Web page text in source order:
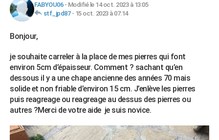
Retraite
Impôts
Epargne
Immobilier
Risques naturels par ville
Banque
Assurance
Crédit
AUTO
HIGH-TECH
BRICOLAGE
Forum
Aménagement intérieur
Extérieur
Cuisine
Salle de bains
Jardinage
Rangement
WEEK-END
Guides de France
Escapades
Patrimoine
Expositions
Musées
Week-end nature
+LIFESTYLE
Art de vivre
Bien-être
Loisirs
Mode
Modes de vie
SANTE
Alimentation
Guide de la santé
Maladies
Médicaments
Sommeil
VOYAGE
FABYOU06- Modifié le 14 oct. 2023 à 13:05
stf_jpd87- 15 oct. 2023 à 07:14
Bonjour,
je souhaite carreler à la place de mes pierres qui font
environ 5cm d’épaisseur. Comment ? sachant qu’en
dessous il y a une chape ancienne des années 70 mais
solide et non friable d’environ 15 cm. J’enlève les pierres
puis reagreage ou reagreage au dessus des pierres ou
autres ?Merci de votre aide je suis novice.